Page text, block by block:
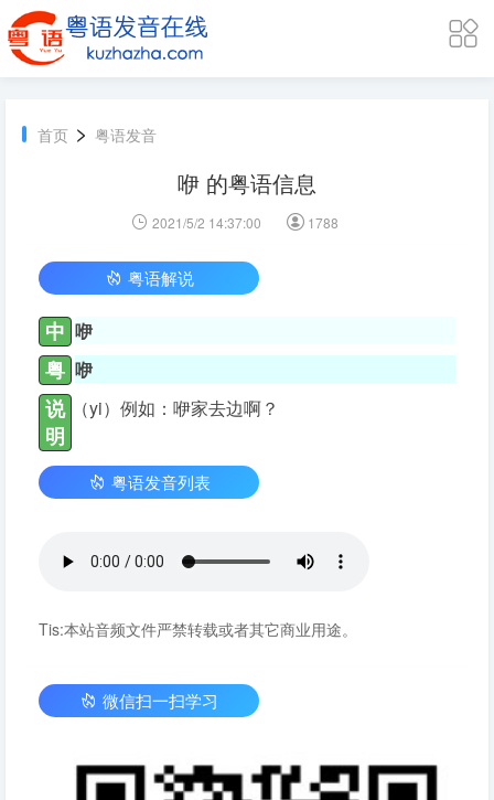
首页 > 粤语发音
咿 的粤语信息
2021/5/2 14:37:00 1788
粤语解说
中 咿
粤 咿
说
明
（yi）例如：咿家去边啊？
粤语发音列表
Tis:本站音频文件严禁转载或者其它商业用途。
微信扫一扫学习